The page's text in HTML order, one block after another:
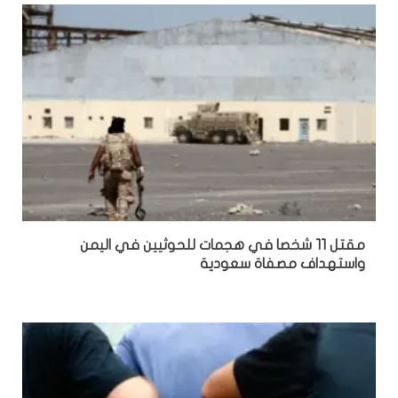
مقتل 11 شخصا في هجمات للحوثيين في اليمن
واستهداف مصفاة سعودية